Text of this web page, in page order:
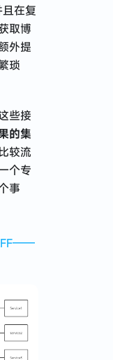
在复
取博
外提
琐
些接
的集
较流
个专
事